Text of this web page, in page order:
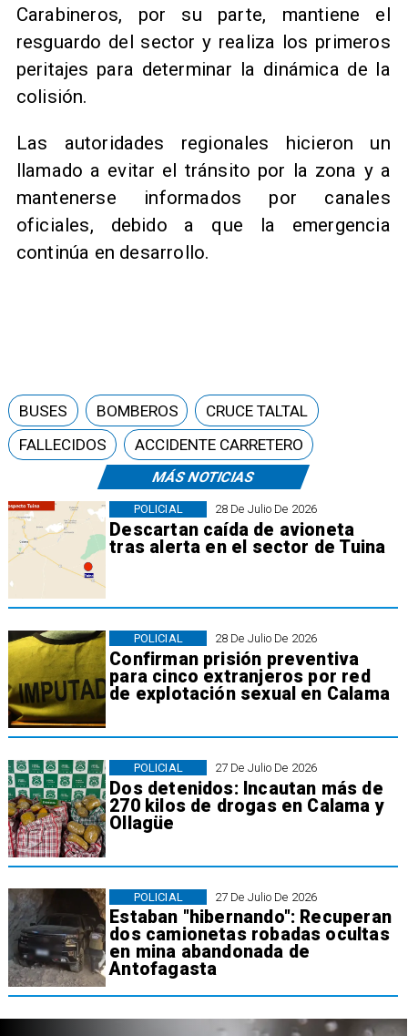
Carabineros, por su parte, mantiene el
resguardo del sector y realiza los primeros
peritajes para determinar la dinámica de la
colisión.
Las autoridades regionales hicieron un
llamado a evitar el tránsito por la zona y a
mantenerse informados por canales
oficiales, debido a que la emergencia
continúa en desarrollo.
MÁS NOTICIAS
28 De Julio De 2026
Descartan caída de avioneta
tras alerta en el sector de Tuina
POLICIAL
28 De Julio De 2026
Confirman prisión preventiva
para cinco extranjeros por red
de explotación sexual en Calama
POLICIAL
27 De Julio De 2026
Dos detenidos: Incautan más de
270 kilos de drogas en Calama y
Ollagüe
POLICIAL
27 De Julio De 2026
Estaban "hibernando": Recuperan
dos camionetas robadas ocultas
en mina abandonada de
Antofagasta
POLICIAL
BUSES BOMBEROS
CRUCE TALTAL
FALLECIDOS
ACCIDENTE CARRETERO